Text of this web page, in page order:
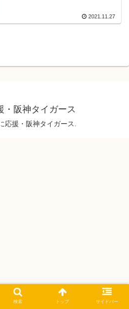
2021.11.27
・阪神タイガース
応援・阪神タイガース.
検索 トップ サイドバー